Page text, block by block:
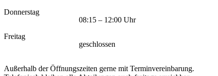
Donnerstag
08:15 – 12:00 Uhr
Freitag
geschlossen
Außerhalb der Öffnungszeiten gerne mit Terminvereinbarung.